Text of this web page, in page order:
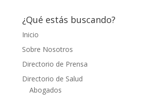
¿Qué estás buscando?
Inicio
Sobre Nosotros
Directorio de Prensa
Directorio de Salud
Abogados